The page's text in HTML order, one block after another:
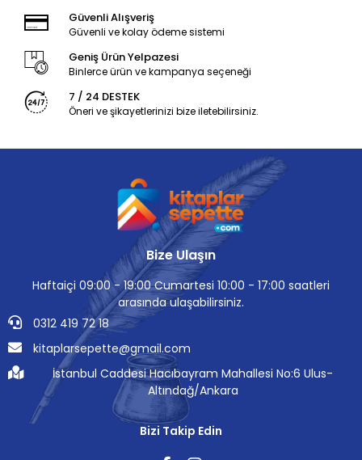
Güvenli Alışveriş
Güvenli ve kolay ödeme sistemi
Geniş Ürün Yelpazesi
Binlerce ürün ve kampanya seçeneği
7 / 24 DESTEK
Öneri ve şikayetlerinizi bize iletebilirsiniz.
Bize Ulaşın
Haftaiçi 09:00 - 19:00 Cumartesi 10:00 - 17:00 saatleri
arasında ulaşabilirsiniz.
0312 419 72 18
kitaplarsepette@gmail.com
İstanbul Caddesi Hacıbayram Mahallesi No:6 Ulus-
Altındağ/Ankara
Bizi Takip Edin